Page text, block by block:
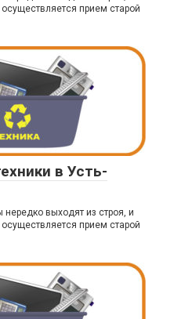
прием старой
в Усть-
выходят из строя, и
прием старой